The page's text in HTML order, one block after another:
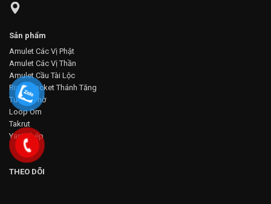
Sản phẩm
Amulet Các Vị Phật
Amulet Các Vị Thần
Amulet Cầu Tài Lộc
Rian - Locket Thánh Tăng
Tượng Thờ
Loop Om
Takrut
Yant Phép
THEO DÕI